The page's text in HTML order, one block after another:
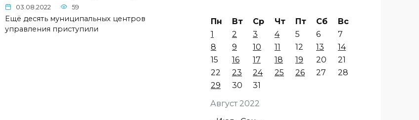
03.08.2022 59
Ещё десять муниципальных центров
управления приступили
Август 2022
Пн Вт Ср Чт Пт Сб
Вс
1
2 3 4 5 6
7
8
9 10 11 12 13
14
15
16 17 18 19 20
21
22
23 24 25 26 27
28
29
30 31